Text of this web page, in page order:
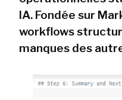
IA. Fondée sur
workflows
manques des